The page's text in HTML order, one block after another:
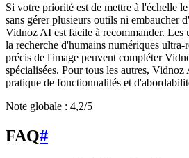
Si votre priorité est de mettre à l'échelle
sans gérer plusieurs outils ni embaucher
Vidnoz AI est facile à recommander. Les
la recherche d'humains numériques
précis de l'image peuvent compléter
spécialisées. Pour tous les autres,
pratique de fonctionnalités et
Note globale : 4,2/5
FAQ#